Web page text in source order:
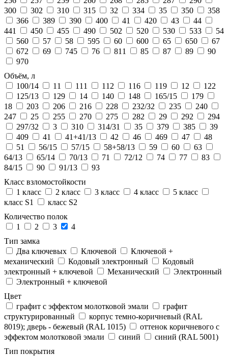
300
302 310 315 32 334 35 350
358
366
389 390 400 41 420 43
44
441
450 455 490 502 520 530 533
54
560
57 58 595 60 600 65 650
67
672
69 745 76 811 85 87 89
90
970
Объём, л
100/14
11 111 112 116 119 12
122
125/13
129 14 140 148 165/15
179
18
203 206 216 228 232/32 235
240
247
25 255 270 275 282 29 292
294
297/32
3 310 314/31 35 379 385
39
409
41 41+41/13 42 46 469 47
48
51
56/15 57/15 58+58/13 59 60
63
64/13
65/14 70/13 71 72/12 74 77
83
84/15
90 91/13
93
Класс взломостойкости
1 класс
2 класс 3 класс 4 класс
5 класс
класс S1
класс S2
Количество полок
1
2 3
4
Тип замка
Два ключевых
Ключевой
Ключевой +
механический
Кодовый электронный
Кодовый
электронный + ключевой
Механический
Электронный
Электронный + ключевой
Цвет
графит с эффектом молотковой эмали
графит
структурированный
корпус темно-коричневый (RAL
8019); дверь - бежевый (RAL 1015)
оттенок коричневого с
эффектом молотковой эмали
синий
синий (RAL 5001)
Тип покрытия